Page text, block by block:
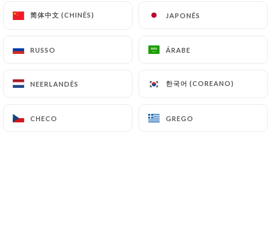
简体中文 (CHINÊS) JAPONÊS
RUSSO ÁRABE
NEERLANDÊS 한국어 (COREANO)
CHECO GREGO
简体中文 (CHINÊS) JAPONÊS
RUSSO ÁRABE
NEERLANDÊS 한국어 (COREANO)
CHECO GREGO